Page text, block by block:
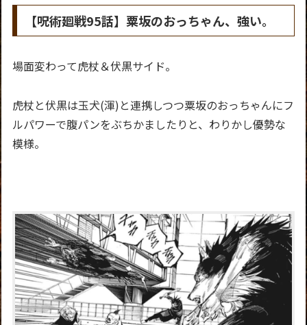
【呪術廻戦95話】粟坂のおっちゃん、強い。
場面変わって虎杖＆伏黒サイド。
虎杖と伏黒は玉犬(渾)と連携しつつ粟坂のおっちゃんにフ
ルパワーで腹パンをぶちかましたりと、わりかし優勢な
模様。